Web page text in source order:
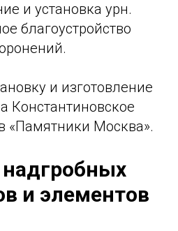
и установка урн.
благоустройство
и изготовление
Константиновское
«Памятники Москва».
надгробных
и элементов